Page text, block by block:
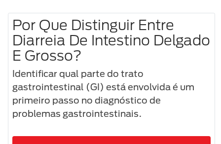
Por Que Distinguir Entre
Diarreia De Intestino Delgado
E Grosso?
Identificar qual parte do trato
gastrointestinal (GI) está envolvida é um
primeiro passo no diagnóstico de
problemas gastrointestinais.